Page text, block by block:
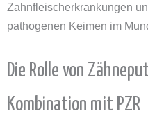
Zahnfleischerkrankungen
pathogenen Keimen im
Die Rolle von
Kombination mit PZR